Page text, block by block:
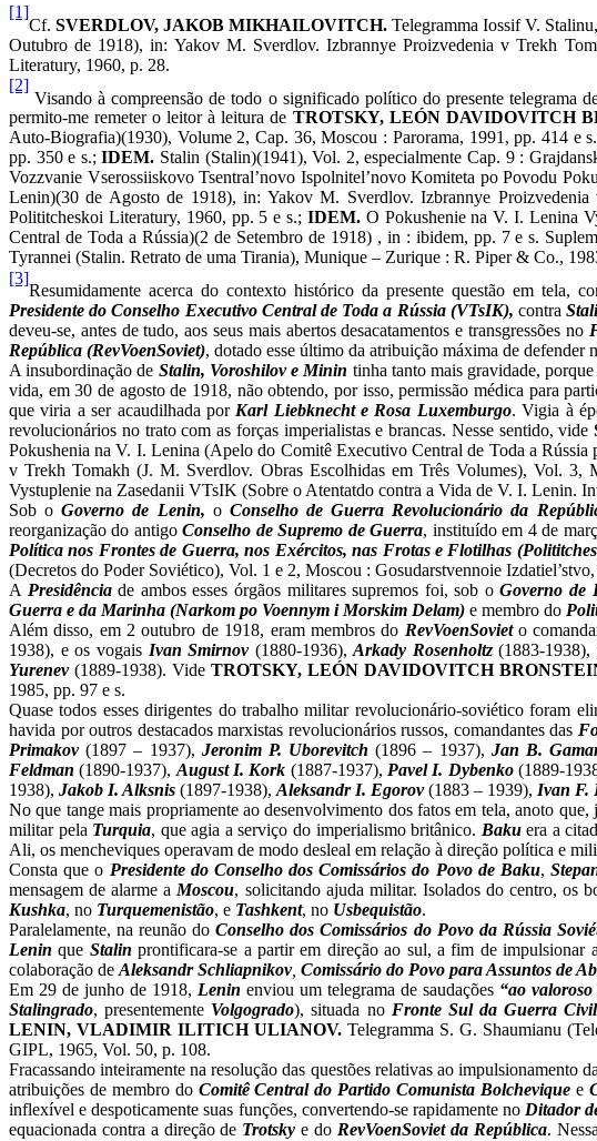
[1]
Cf.SVERDLOV, JAKOB MIKHAILOVITCH. Telegramma Iossif V.
Outubro de 1918), in: Yakov M. Sverdlov. Izbrannye Proizvedenia v Trekh
Literatury, 1960, p. 28.
[2]
Visando à compreensão de todo o significado político do presente telegrama
permito-me remeter o leitor à leitura de TROTSKY, LEÓN DAVIDOVITCH
Auto-Biografia)(1930), Volume 2, Cap. 36, Moscou : Parorama, 1991, pp. 414 e
pp. 350 e s.;IDEM. Stalin (Stalin)(1941), Vol. 2, especialmente Cap. 9 :
Vozzvanie Vserossiiskovo Tsentral’novo Ispolnitel’novo Komiteta po Povodu
Lenin)(30 de Agosto de 1918), in: Yakov M. Sverdlov. Izbrannye
Polititcheskoi Literatury, 1960, pp. 5 e s.; IDEM.O Pokushenie na V. I. Lenina
Central de Toda a Rússia)(2 de Setembro de 1918) , in : ibidem, pp. 7 e s.
Tyrannei (Stalin. Retrato de uma Tirania), Munique – Zurique : R. Piper & Co.,
[3]
Resumidamente acerca do contexto histórico da presente questão em tela,
Presidente do Conselho Executivo Central de Toda a Rússia (VTsIK),contra
deveu-se, antes de tudo, aos seus mais abertos desacatamentos e transgressões no
República (RevVoenSoviet), dotado esse último da atribuição máxima de defender
A insubordinação de Stalin, Voroshilov e Minin tinha tanto mais gravidade, porque
vida, em 30 de agosto de 1918, não obtendo, por isso, permissão médica para
que viria a ser acaudilhada por Karl Liebknecht e Rosa Luxemburgo. Vigia à
revolucionários no trato com as forças imperialistas e brancas. Nesse sentido, vide
Pokushenia na V. I. Lenina (Apelo do Comitê Executivo Central de Toda a
v Trekh Tomakh (J. M. Sverdlov. Obras Escolhidas em Três Volumes), Vol.
Vystuplenie na Zasedanii VTsIK (Sobre o Atentatdo contra a Vida de V. I. Lenin.
Sob oGoverno de Lenin, o Conselho de Guerra Revolucionário da
reorganização do antigoConselho de Supremo de Guerra, instituído em 4 de
Política nos Frontes de Guerra, nos Exércitos, nas Frotas e Flotilhas
(Decretos do Poder Soviético), Vol. 1 e 2, Moscou : Gosudarstvennoie
A Presidênciade ambos esses órgãos militares supremos foi, sob oGoverno de
Guerra e da Marinha (Narkom po Voennym i Morskim Delam) e membro do
Além disso, em 2 outubro de 1918, eram membros do RevVoenSoviet o
1938), e os vogais Ivan Smirnov(1880-1936), Arkady Rosenholtz(1883-1938),
Yurenev (1889-1938). Vide TROTSKY, LEÓN DAVIDOVITCH
1985, pp. 97 e s.
Quase todos esses dirigentes do trabalho militar revolucionário-soviético foram
havida por outros destacados marxistas revolucionários russos, comandantes das
Primakov(1897 – 1937), Jeronim P. Uborevitch (1896 – 1937), Jan B.
Feldman(1890-1937), August I. Kork (1887-1937), Pavel I. Dybenko(1889-
1938), Jakob I. Alksnis (1897-1938), Aleksandr I. Egorov(1883 – 1939), Ivan F.
No que tange mais propriamente ao desenvolvimento dos fatos em tela, anoto
militar pela Turquia, que agia a serviço do imperialismo britânico. Bakuera a
Ali, os mencheviques operavam de modo desleal em relação à direção política e
Consta que o Presidente do Conselho dos Comissários do Povo de Baku,
mensagem de alarme a Moscou, solicitando ajuda militar. Isolados do centro, os
Kushka, no Turquemenistão, e Tashkent, no Usbequistão.
Paralelamente, na reunão doConselho dos Comissários do Povo da Rússia
Lenin que Stalinprontificara-se a partir em direção ao sul, a fim de impulsionar
colaboração de Aleksandr Schliapnikov, Comissário do Povo para Assuntos de
Em 29 de junho de 1918, Lenin enviou um telegrama de saudações “ao
Stalingrado, presentemente Volgogrado), situada no Fronte Sul da Guerra Civil
LENIN, VLADIMIR ILITICH ULIANOV. Telegramma S. G. Shaumianu
GIPL, 1965, Vol. 50, p. 108.
Fracassando inteiramente na resolução das questões relativas ao impulsionamento
atribuições de membro do Comitê Central do Partido Comunista Bolchevique e
inflexível e despoticamente suas funções, convertendo-se rapidamente no Ditador
equacionada contra a direção de Trotsky e do RevVoenSoviet da República.